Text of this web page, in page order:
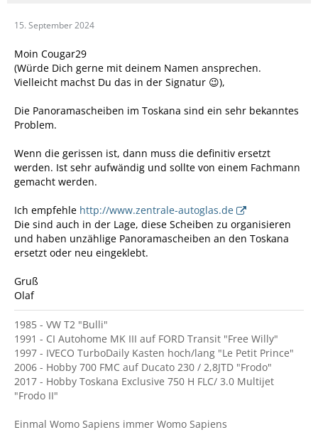
15. September 2024
Moin Cougar29
(Würde Dich gerne mit deinem Namen ansprechen.
Vielleicht machst Du das in der Signatur 😉),
Die Panoramascheiben im Toskana sind ein sehr bekanntes
Problem.
Wenn die gerissen ist, dann muss die definitiv ersetzt
werden. Ist sehr aufwändig und sollte von einem Fachmann
gemacht werden.
Ich empfehle http://www.zentrale-autoglas.de
Die sind auch in der Lage, diese Scheiben zu organisieren
und haben unzählige Panoramascheiben an den Toskana
ersetzt oder neu eingeklebt.
Gruß
Olaf
1985 - VW T2 "Bulli"
1991 - CI Autohome MK III auf FORD Transit "Free Willy"
1997 - IVECO TurboDaily Kasten hoch/lang "Le Petit Prince"
2006 - Hobby 700 FMC auf Ducato 230 / 2,8JTD "Frodo"
2017 - Hobby Toskana Exclusive 750 H FLC/ 3.0 Multijet
"Frodo II"
Einmal Womo Sapiens immer Womo Sapiens